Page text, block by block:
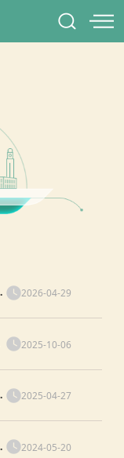
2026-04-29
2025-10-06
2025-04-27
2024-05-20